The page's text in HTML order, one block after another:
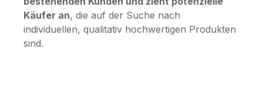
Käufer an, die auf der Suche nach
individuellen, qualitativ hochwertigen Produkten
sind.